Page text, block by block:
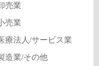
売業
売業
療法人/サービス業
造業/その他